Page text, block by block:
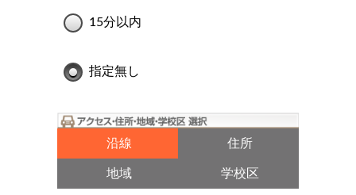
15分以内
指定無し
沿線 住所
地域 学校区